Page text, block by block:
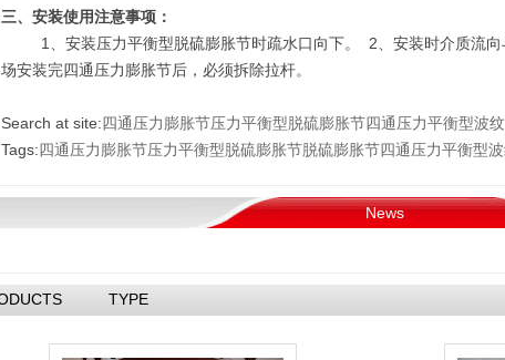
三、安装使用注意事项：
1、安装压力平衡型脱硫膨胀节时疏水口向下。 2、安装时介质流
场安装完四通压力膨胀节后，必须拆除拉杆。
Search at site:四通压力膨胀节压力平衡型脱硫膨胀节四通压力平衡型波
Tags:四通压力膨胀节压力平衡型脱硫膨胀节脱硫膨胀节四通压力平衡型
News
TYPE